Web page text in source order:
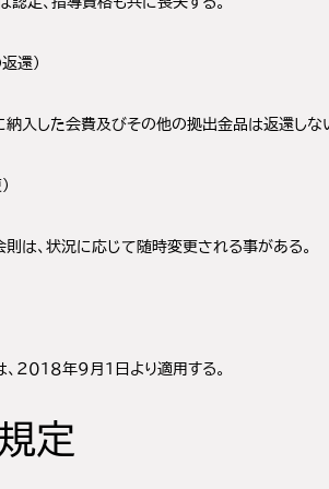
還）
納入した会費及びその他の拠出金品は返還しな
則は、状況に応じて随時変更される事がある。
２０１８年９月１日より適用する。
定